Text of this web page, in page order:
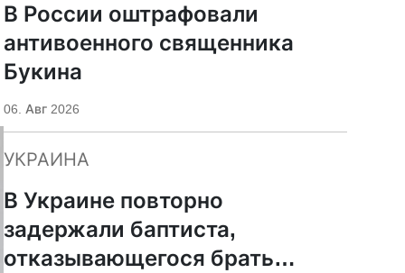
В России оштрафовали
антивоенного священника
Букина
06. Авг 2026
УКРАИНА
В Украине повторно
задержали баптиста,
отказывающегося брать